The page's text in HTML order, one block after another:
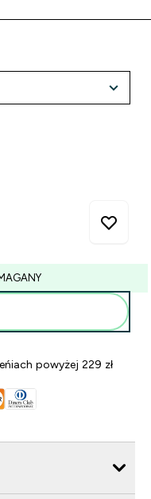
powyżej 229 zł